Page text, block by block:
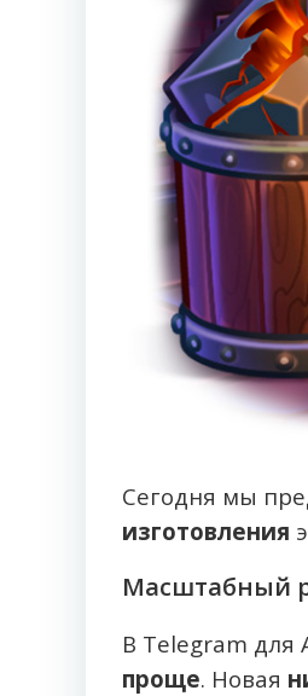
Сегодня мы
изготовления
Масштабный
В Telegram для
проще. Новая